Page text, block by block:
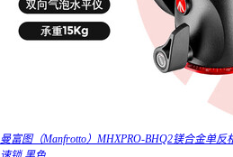
曼富图（Manfrotto）MHXPRO-BHQ2镁合金单